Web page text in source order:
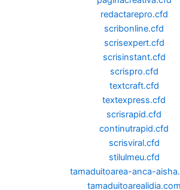
redactarepro.cfd
scribonline.cfd
scrisexpert.cfd
scrisinstant.cfd
scrispro.cfd
textcraft.cfd
textexpress.cfd
scrisrapid.cfd
continutrapid.cfd
scrisviral.cfd
stilulmeu.cfd
tamaduitoarea-anca-
tamaduitoarealidia.com